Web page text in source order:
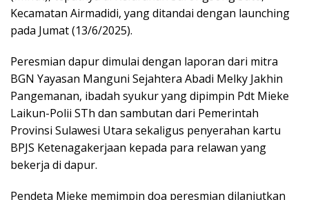
Kecamatan Airmadidi, yang ditandai dengan launching
pada Jumat (13/6/2025).
Peresmian dapur dimulai dengan laporan dari mitra
BGN Yayasan Manguni Sejahtera Abadi Melky Jakhin
Pangemanan, ibadah syukur yang dipimpin Pdt Mieke
Laikun-Polii STh dan sambutan dari Pemerintah
Provinsi Sulawesi Utara sekaligus penyerahan kartu
BPJS Ketenagakerjaan kepada para relawan yang
bekerja di dapur.
Pendeta Mieke memimpin doa peresmian dilanjutkan